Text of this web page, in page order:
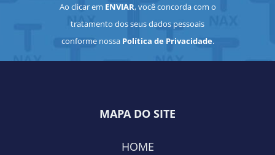
Ao clicar em ENVIAR, você concorda com o
tratamento dos seus dados pessoais
conforme nossa Política de Privacidade.
MAPA DO SITE
HOME